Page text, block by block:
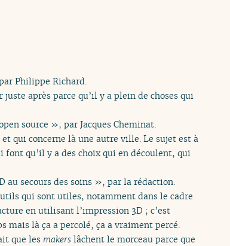
Philippe Richard.
juste après parce qu’il y a plein de choses qui
source », par Jacques Cheminat.
qui concerne là une autre ville. Le sujet est à
font qu’il y a des choix qui en découlent, qui
au secours des soins », par la rédaction.
qui sont utiles, notamment dans le cadre
en utilisant l’impression 3D ; c’est
mais là ça a percolé, ça a vraiment percé.
que les makers lâchent le morceau parce que